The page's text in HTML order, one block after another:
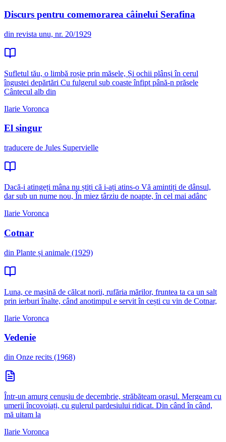
Discurs pentru comemorarea câinelui Serafina
din revista unu, nr. 20/1929
Sufletul tău, o limbă roșie prin măsele, Și ochii plânși în cerul
îngustei depărtări Cu fulgerul sub coaste înfipt până-n prăsele
Cântecul alb din
Ilarie Voronca
El singur
traducere de Jules Supervielle
Dacă-i atingeți mâna nu știți că i-ați atins-o Vă amintiți de dânsul,
dar sub un nume nou, În miez târziu de noapte, în cel mai adânc
Ilarie Voronca
Cotnar
din Plante și animale (1929)
Luna, ce mașină de călcat norii, rufăria mărilor, fruntea ta ca un salt
prin ierburi înalte, când anotimpul e servit în cești cu vin de Cotnar,
Ilarie Voronca
Vedenie
din Onze recits (1968)
Într-un amurg cenușiu de decembrie, străbăteam orașul. Mergeam cu
umerii încovoiați, cu gulerul pardesiului ridicat. Din când în când,
mă uitam la
Ilarie Voronca